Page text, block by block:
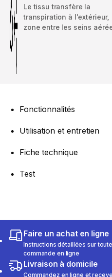
Le tissu transfère la
transpiration à l'extérieur,
zone entre les seins
Fonctionnalités
Utilisation et entretien
Fiche technique
Test
Faire un achat en ligne
Instructions détaillées sur
commande en ligne
Livraison à domicile
Commandez en ligne et